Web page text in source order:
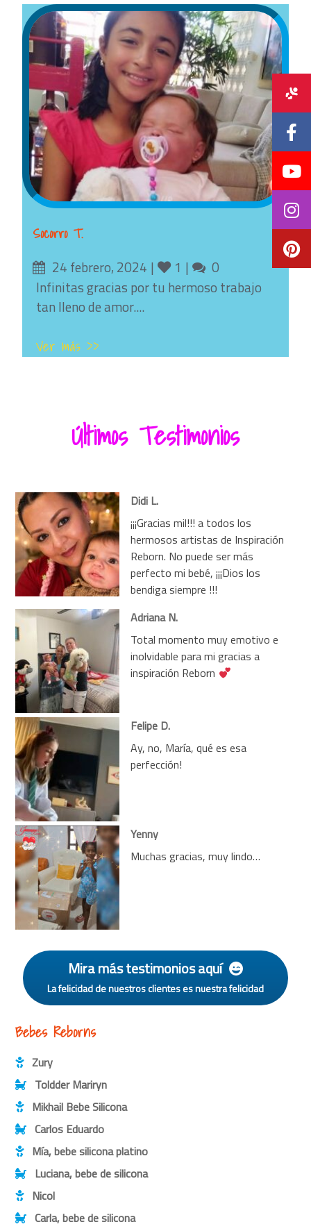
Socorro T.
Posted
on
24 febrero, 2024 Likes
1 Comments
0
Infinitas gracias por tu hermoso trabajo
tan lleno de amor....
Ver más >>
Últimos Testimonios
Didi L.
¡¡¡Gracias mil!!! a todos los
hermosos artistas de Inspiración
Reborn. No puede ser más
perfecto mi bebé, ¡¡¡Dios los
bendiga siempre !!!
Adriana N.
Total momento muy emotivo e
inolvidable para mi gracias a
inspiración Reborn
Felipe D.
Ay, no, María, qué es esa
perfección!
Yenny
Muchas gracias, muy lindo…
Mira más testimonios aquí
La felicidad de nuestros clientes es nuestra felicidad
Bebes Reborns
Zury
Toldder Mariryn
Mikhail Bebe Silicona
Carlos Eduardo
Mía, bebe silicona platino
Luciana, bebe de silicona
Nicol
Carla, bebe de silicona